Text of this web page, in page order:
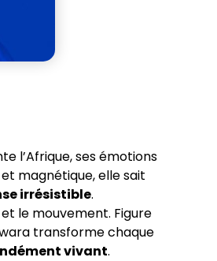
l’Afrique, ses émotions
magnétique, elle sait
irrésistible.
le mouvement. Figure
transforme chaque
vivant.